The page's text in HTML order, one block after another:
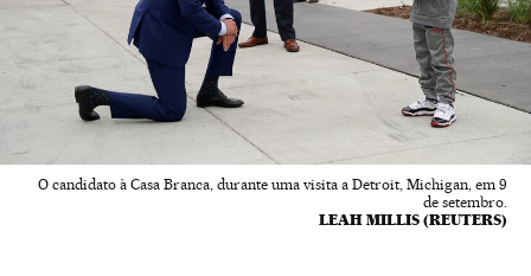
O candidato à Casa Branca, durante uma visita a Detroit, Michigan, em 9
de setembro.
LEAH MILLIS (REUTERS)